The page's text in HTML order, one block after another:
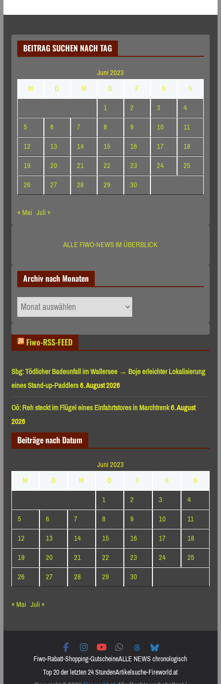
BEITRAG SUCHEN NACH TAG
Juni 2023
M
D M D F S
S
1
2 3
4
5
6 7 8 9 10
11
12
13 14 15 16 17
18
19
20 21 22 23 24
25
26
27 28 29
30
« Mai Juli »
ALLE FIWO-NEWS IM ÜBERBLICK
Archiv nach Monaten
Archiv
nach
Fiwo-RSS-FEED
Sbg: Tödlicher Badeunfall im Wallersee → Boje erleichter Lokalisierung
eines Stand-up-Paddlers6. August 2026
Oö: Reh steckt im Flügel eines Einfahrtstores in Marchtrenk6. August
2026
Beiträge nach Datum
Juni 2023
M
D M D F S
S
1
2 3
4
5
6 7 8 9 10
11
12
13 14 15 16 17
18
19
20 21 22 23 24
25
26
27 28 29
30
« Mai Juli »
Fiwo-Rabatt-Shopping-GutscheineALLE NEWS chronologisch
Top 20 der letzten 24 StundenArtikelsuche-Fireworld.at